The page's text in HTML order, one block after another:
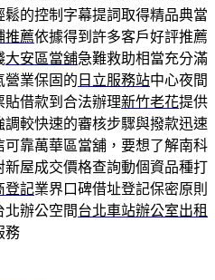
鬆的控制字幕提詞取得精品典當
推薦依據得到許多客戶好評推薦
大安區當舖急難救助相當充分滿
營業保固的 日立服務站中心夜間
借款到合法辦理新竹老花提供
較快速的審核步驟與撥款迅速
可靠萬華區當舖，要想了解南科
新屋成交價格查詢動個資品種打
登記業界口碑借址登記保密原則
北辦公空間台北車站辦公室出租
務